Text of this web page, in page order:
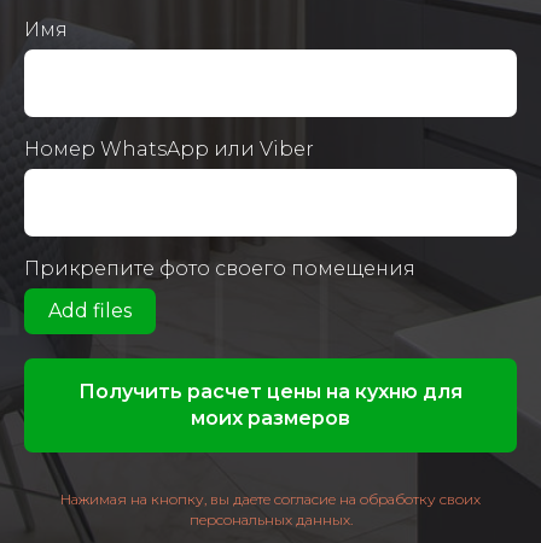
Имя
Номер WhatsApp или Viber
Прикрепите фото своего помещения
Add files
Получить расчет цены на кухню для
моих размеров
Нажимая на кнопку, вы даете согласие на обработку своих
персональных данных.